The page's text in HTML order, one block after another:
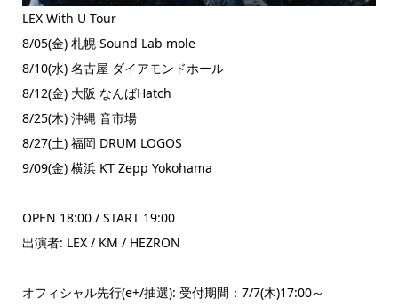
LEX With U Tour
8/05(金) 札幌 Sound Lab mole
8/10(水) 名古屋 ダイアモンドホール
8/12(金) 大阪 なんばHatch
8/25(木) 沖縄 音市場
8/27(土) 福岡 DRUM LOGOS
9/09(金) 横浜 KT Zepp Yokohama
OPEN 18:00 / START 19:00
出演者: LEX / KM / HEZRON
オフィシャル先行(e+/抽選): 受付期間：7/7(木)17:00～